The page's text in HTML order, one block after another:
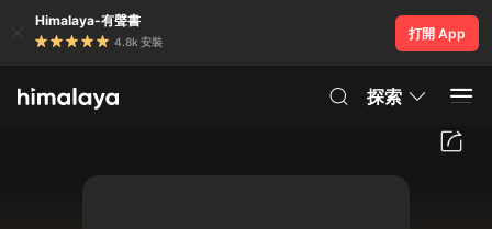
Himalaya-有聲書
4.8k 安裝
打開 App
探索